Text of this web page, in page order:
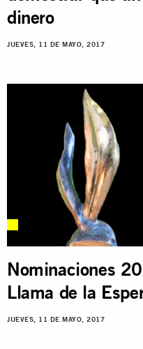
dinero
JUEVES, 11 DE MAYO, 2017
Nominaciones
Llama de la
JUEVES, 11 DE MAYO, 2017